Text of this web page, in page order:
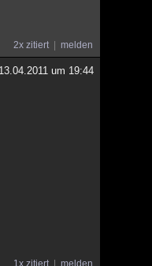
2x zitiert melden
13.04.2011 um 19:44
1x zitiert melden